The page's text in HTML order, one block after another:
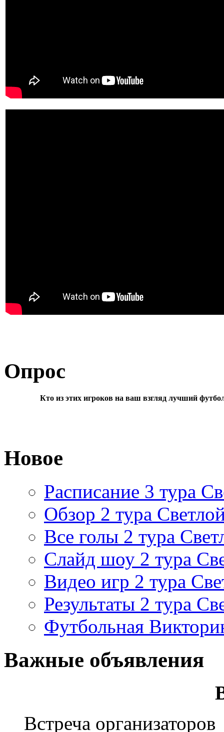
Опрос
Кто из этих игроков на ваш взгляд лучший
Новое
Расписание 3 тура
Обзор 2 тура
Все голы 2 тура
Слайд шоу 2 тура
Видео игр 2 тура
Результаты 2 тура
Футбольная
Важные объявления
Встреча организаторов